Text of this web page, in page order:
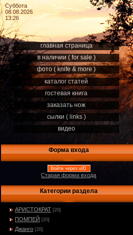
Суббота
08.08.2026
13:26
главная страница
в наличии ( for sale )
фото ( knife & more )
каталог статей
гостевая книга
заказать нож
сылки ( links )
видео
Форма входа
Войти через uID
Старая форма входа
Категории раздела
АРИСТОКРАТ [20]
ПОМПЕЙ [20]
Джанго [20]